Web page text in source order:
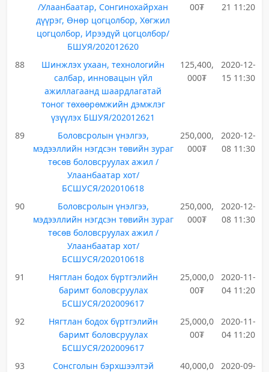
/Улаанбаатар, Сонгинохайрхан
дүүрэг, Өнөр цогцолбор, Хөгжил
цогцолбор, Ирээдүй цогцолбор/
БШУЯ/202012620
00₮
21 11:20
88
Шинжлэх ухаан, технологийн
салбар, инновацын үйл
ажиллагаанд шаардлагатай
тоног төхөөрөмжийн дэмжлэг
үзүүлэх БШУЯ/202012621
125,400,
000₮
2020-12-
15 11:30
89
Боловсролын үнэлгээ,
мэдээллийн нэгдсэн төвийн зураг
төсөв боловсруулах ажил /
Улаанбаатар хот/
БСШУСЯ/202010618
250,000,
000₮
2020-12-
08 11:30
90
Боловсролын үнэлгээ,
мэдээллийн нэгдсэн төвийн зураг
төсөв боловсруулах ажил /
Улаанбаатар хот/
БСШУСЯ/202010618
250,000,
000₮
2020-12-
08 11:30
91
Нягтлан бодох бүртгэлийн
баримт боловсруулах
БСШУСЯ/202009617
25,000,0
00₮
2020-11-
04 11:20
92
Нягтлан бодох бүртгэлийн
баримт боловсруулах
БСШУСЯ/202009617
25,000,0
00₮
2020-11-
04 11:20
93
Сонсголын бэрхшээлтэй
40,000,0
2020-09-